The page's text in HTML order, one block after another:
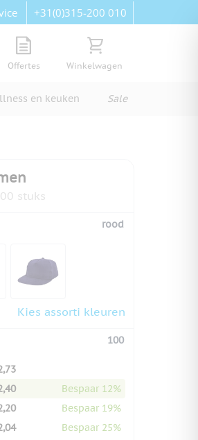
+31(0)315-200 010
View quote, Quote is empty
Offertes
Bekijk winkelwagen,
Winkelwagen
en keuken Sale
stuks
rood
Kies assorti kleuren
100
Bespaar 12%
Bespaar 19%
Bespaar 25%